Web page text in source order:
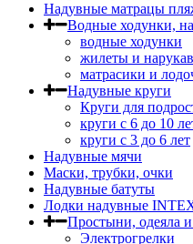
Надувные матрацы
Водные ходунки,
водные ходунки
жилеты и
матрасики и
Надувные круги
Круги для
круги с 6 до 10
круги c 3 до 6 лет
Надувные мячи
Маски, трубки, очки
Надувные батуты
Лодки надувные
Простыни, одеяла
Электрогрелки